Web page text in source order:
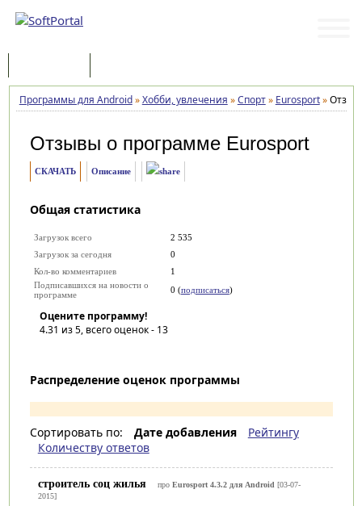
Программы для Android»Хобби, увлечения »Спорт» Eurosport»
Отзывы о программе Eurosport
СКАЧАТЬ Описание
Общая статистика
Загрузок всего
2 535
Загрузок за сегодня
0
Кол-во комментариев
1
Подписавшихся на новости о
программе
0 (подписаться)
Оцените программу!
4.31 из 5, всего оценок - 13
Распределение оценок программы
Сортировать по: Дате добавления
Рейтингу
Количеству ответов
строитель соц жилья про Eurosport 4.3.2 для Android [03-07-
2015]